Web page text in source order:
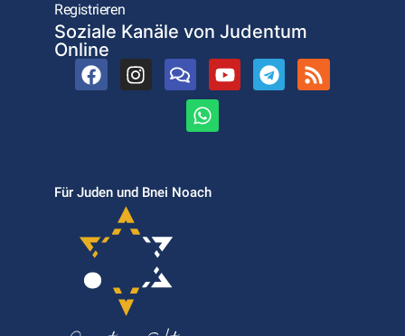
Registrieren
Soziale Kanäle von Judentum
Online
Für Juden und Bnei Noach